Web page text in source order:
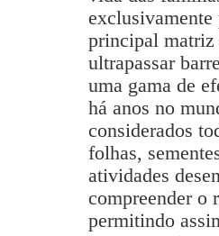
exclusivamente
principal matriz
ultrapassar
uma gama de
há anos no
considerados
folhas,
atividades
compreender o
permitindo